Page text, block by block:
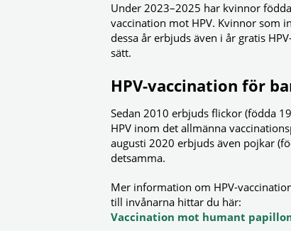
Under 2023–2025 har kvinnor
vaccination mot HPV. Kvinnor som
dessa år erbjuds även i år gratis
sätt.
HPV-vaccination för
Sedan 2010 erbjuds flickor (födda
HPV inom det allmänna
augusti 2020 erbjuds även pojkar
detsamma.
Mer information om HPV-
till invånarna hittar du här:
Vaccination mot humant